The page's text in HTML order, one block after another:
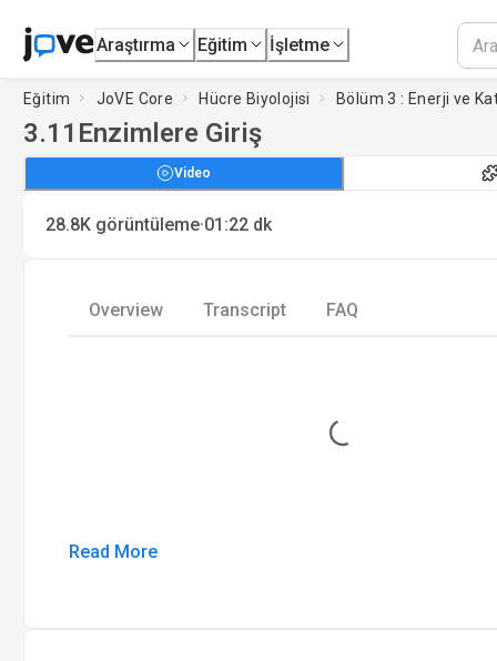
Araştırma Eğitim İşletme
Eğitim JoVE Core Hücre Biyolojisi Bölüm 3 : Enerji ve
3.11 Enzimlere Giriş
Video
28.8K görüntüleme·01:22 dk
Overview Transcript FAQ
Loading...
Read More